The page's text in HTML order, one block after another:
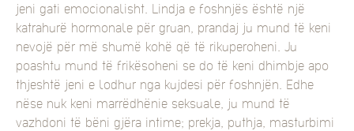
jeni gati emocionalisht. Lindja e foshnjës është një
katrahurë hormonale për gruan, prandaj ju mund të keni
nevojë për më shumë kohë që të rikuperoheni. Ju
poashtu mund të frikësoheni se do të keni dhimbje apo
thjeshtë jeni e lodhur nga kujdesi për foshnjën. Edhe
nëse nuk keni marrëdhënie seksuale, ju mund të
vazhdoni të bëni gjëra intime; prekja, puthja, masturbimi